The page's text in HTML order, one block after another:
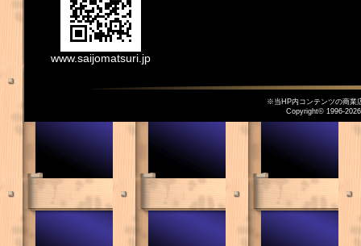
www.saijomatsuri.jp
※当HP内コンテンツの商業
Copyright© 1996-